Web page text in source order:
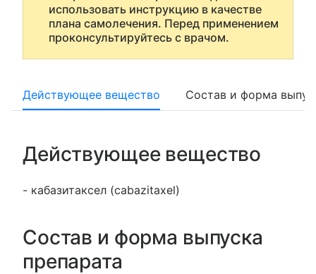
использовать инструкцию в качестве
плана самолечения. Перед применением
проконсультируйтесь с врачом.
Действующее вещество Состав и форма
Действующее вещество
- кабазитаксел (cabazitaxel)
Состав и форма выпуска
препарата